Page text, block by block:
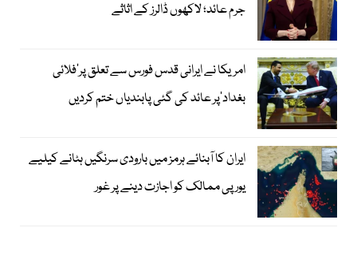
جرم عائد؛ لاکھوں ڈالرز کے اثاثے
امریکا نے ایرانی قدس فورس سے تعلق پر’فلائی
بغداد‘پر عائد کی گئی پابندیاں ختم کردیں
ایران کا آبنائے ہرمز میں بارودی سرنگیں ہٹانے کیلیے
یورپی ممالک کو اجازت دینے پر غور